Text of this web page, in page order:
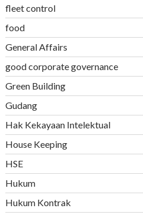
fleet control
food
General Affairs
good corporate governance
Green Building
Gudang
Hak Kekayaan Intelektual
House Keeping
HSE
Hukum
Hukum Kontrak